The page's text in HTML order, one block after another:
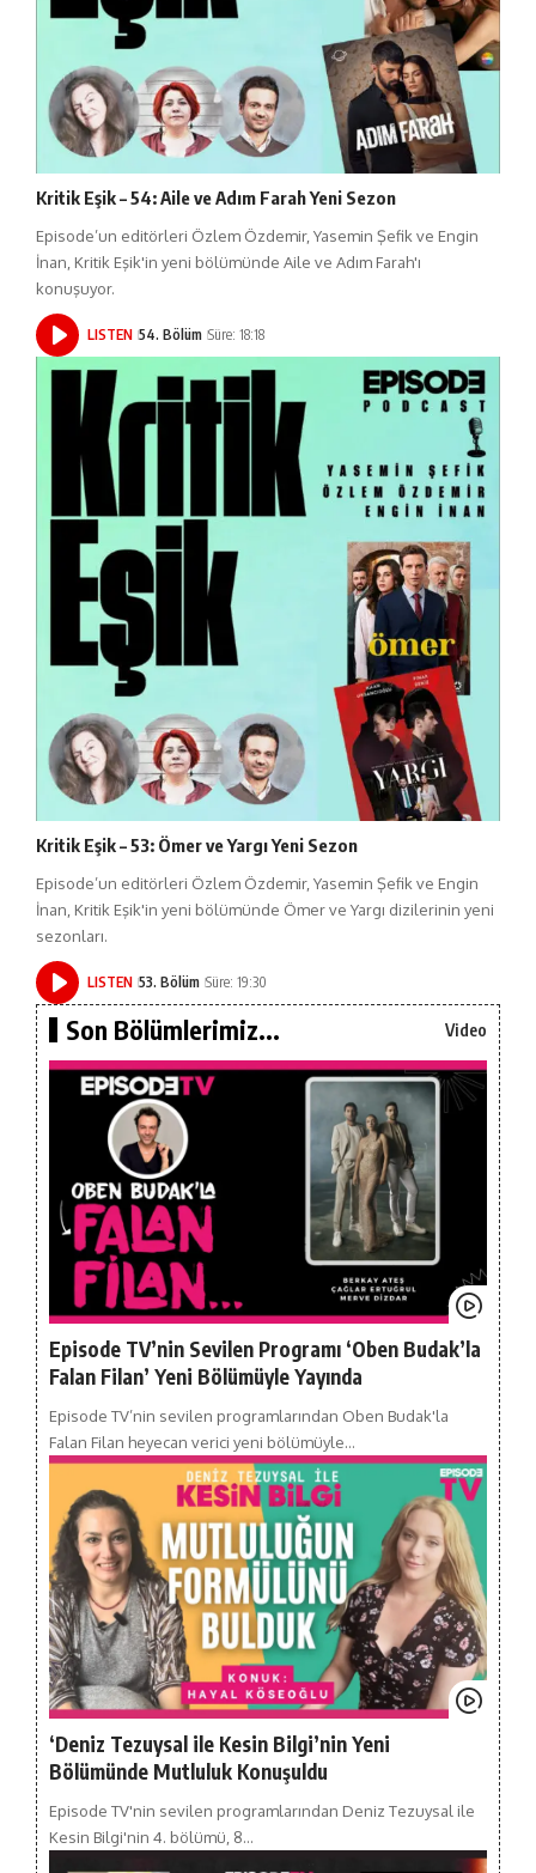
Kritik Eşik – 54: Aile ve Adım Farah Yeni Sezon
Episode’un editörleri Özlem Özdemir, Yasemin Şefik ve Engin
İnan, Kritik Eşik'in yeni bölümünde Aile ve Adım Farah'ı
konuşuyor.
LISTEN 54. Bölüm Süre: 18:18
Kritik Eşik – 53: Ömer ve Yargı Yeni Sezon
Episode’un editörleri Özlem Özdemir, Yasemin Şefik ve Engin
İnan, Kritik Eşik'in yeni bölümünde Ömer ve Yargı dizilerinin yeni
sezonları.
LISTEN 53. Bölüm Süre: 19:30
Son Bölümlerimiz... Video
Episode TV’nin Sevilen Programı ‘Oben Budak’la
Falan Filan’ Yeni Bölümüyle Yayında
Episode TV’nin sevilen programlarından Oben Budak'la
Falan Filan heyecan verici yeni bölümüyle…
‘Deniz Tezuysal ile Kesin Bilgi’nin Yeni
Bölümünde Mutluluk Konuşuldu
Episode TV'nin sevilen programlarından Deniz Tezuysal ile
Kesin Bilgi'nin 4. bölümü, 8…